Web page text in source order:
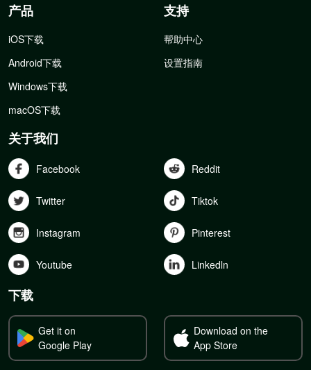
产品
iOS下载
Android下载
Windows下载
macOS下载
支持
帮助中心
设置指南
关于我们
Facebook Reddit
Twitter Tiktok
Instagram Pinterest
Youtube Linkedln
下载
Get it on
Google Play
Download on the
App Store